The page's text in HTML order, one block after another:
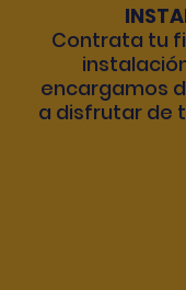
Contrata tu
encargamos
a disfrutar de